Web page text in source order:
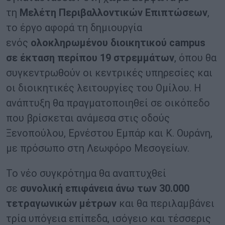
τη Μελέτη Περιβαλλοντικών Επιπτώσεων,
το έργο αφορά τη δημιουργία
ενός ολοκληρωμένου διοικητικού campus
σε έκταση περίπου 19 στρεμμάτων, όπου θα
συγκεντρωθούν οι κεντρικές υπηρεσίες και
οι διοικητικές λειτουργίες του Ομίλου. Η
ανάπτυξη θα πραγματοποιηθεί σε οικόπεδο
που βρίσκεται ανάμεσα στις οδούς
Ξενοπούλου, Ερνέστου Εμπάρ και Κ. Ουράνη,
με πρόσωπο στη Λεωφόρο Μεσογείων.
Το νέο συγκρότημα θα αναπτυχθεί
σε συνολική επιφάνεια άνω των 30.000
τετραγωνικών μέτρων και θα περιλαμβάνει
τρία υπόγεια επίπεδα, ισόγειο και τέσσερις